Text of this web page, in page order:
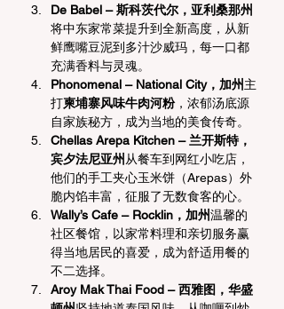
De Babel – 斯科茨代尔，亚利桑那州
将中东家常菜提升到全新高度，从新
鲜鹰嘴豆泥到多汁沙威玛，每一口都
充满香料与灵魂。
Phonomenal – National City，加州主
打柬埔寨风味牛肉河粉，浓郁汤底源
自家族秘方，成为当地的美食传奇。
Chellas Arepa Kitchen – 兰开斯特，
宾夕法尼亚州 从餐车到网红小吃店，
他们的手工夹心玉米饼（Arepas）外
脆内馅丰富，征服了无数食客的心。
Wally’s Cafe – Rocklin，加州温馨的
社区餐馆，以家常料理和亲切服务赢
得当地居民的喜爱，成为舒适用餐的
不二选择。
Aroy Mak Thai Food – 西雅图，华盛